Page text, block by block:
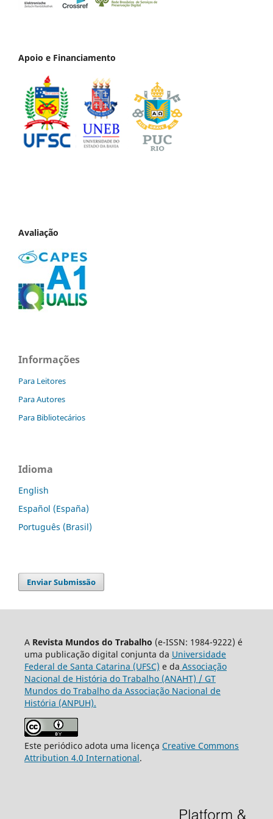
Apoio e Financiamento
Avaliação
Informações
Para Leitores
Para Autores
Para Bibliotecários
Idioma
English
Español (España)
Português (Brasil)
Enviar Submissão
A Revista Mundos do Trabalho (e-ISSN: 1984-9222) é
uma publicação digital conjunta da Universidade
Federal de Santa Catarina (UFSC) e da Associação
Nacional de História do Trabalho (ANAHT) / GT
Mundos do Trabalho da Associação Nacional de
História (ANPUH).
Este periódico adota uma licença Creative Commons
Attribution 4.0 International.